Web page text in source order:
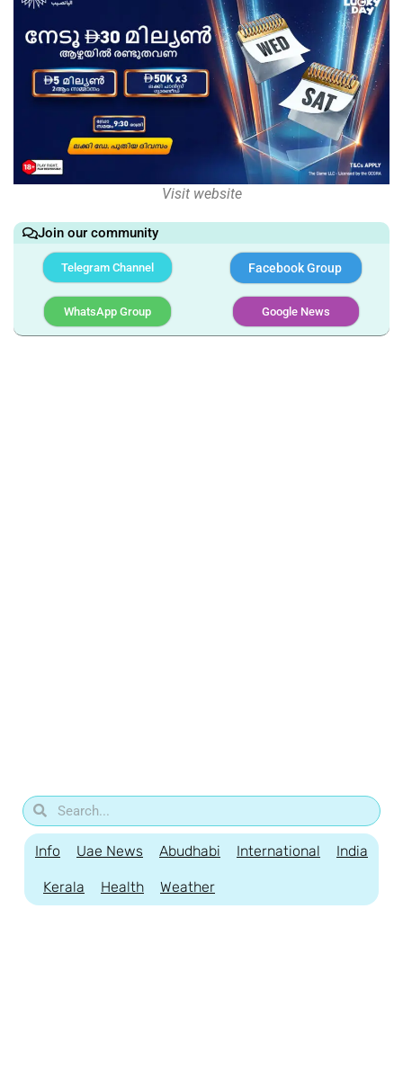
Visit website
Join our community
Telegram Channel Facebook Group
WhatsApp Group Google News
Info Uae News Abudhabi International India
Kerala Health Weather